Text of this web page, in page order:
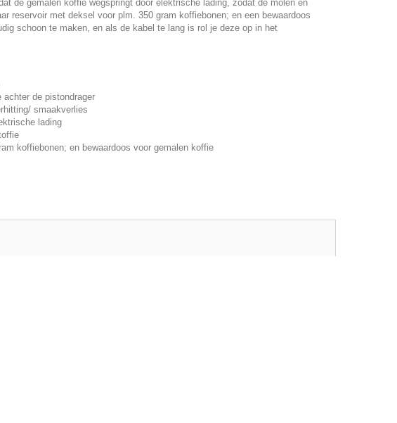
de gemalen koffie wegspringt door elektrische lading, zodat de molen en
reservoir met deksel voor plm. 350 gram koffiebonen; en een bewaardoos
schoon te maken, en als de kabel te lang is rol je deze op in het
de pistondrager
smaakverlies
lading
koffiebonen; en bewaardoos voor gemalen koffie